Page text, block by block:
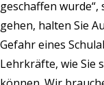
geschaffen wurde“,
gehen, halten Sie
Gefahr eines
Lehrkräfte, wie Sie